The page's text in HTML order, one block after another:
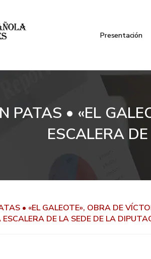
Presentación
PATAS • «EL
ESCALERA
• «EL GALEOTE», OBRA DE
DE LA SEDE DE LA